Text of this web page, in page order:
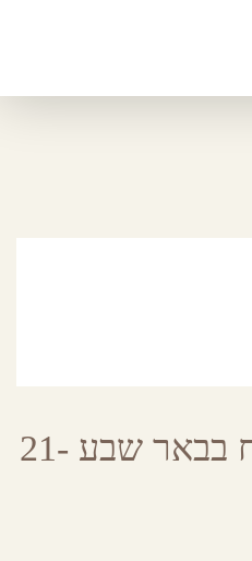
אטרקציות בפסח בבאר שבע 21-